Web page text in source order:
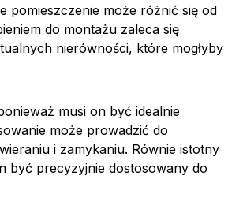
pomieszczenie może różnić się od
do montażu zaleca się
nierówności, które mogłyby
musi on być idealnie
może prowadzić do
i zamykaniu. Równie istotny
być precyzyjnie dostosowany do